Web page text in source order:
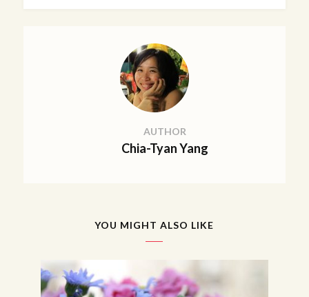
AUTHOR
Chia-Tyan Yang
YOU MIGHT ALSO LIKE